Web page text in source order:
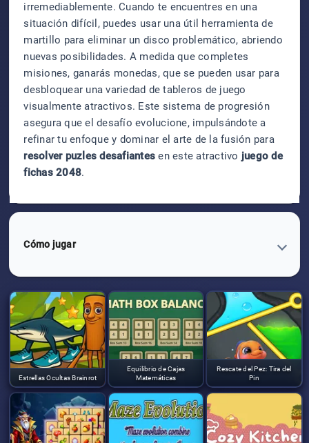
irremediablemente. Cuando te encuentres en una
situación difícil, puedes usar una útil herramienta de
martillo para eliminar un disco problemático, abriendo
nuevas posibilidades. A medida que completes
misiones, ganarás monedas, que se pueden usar para
desbloquear una variedad de tableros de juego
visualmente atractivos. Este sistema de progresión
asegura que el desafío evolucione, impulsándote a
refinar tu enfoque y dominar el arte de la fusión para
resolver puzles desafiantes en este atractivo juego de
fichas 2048.
Cómo jugar
Estrellas Ocultas Brainrot
Equilibrio de Cajas
Matemáticas
Rescate del Pez: Tira del
Pin